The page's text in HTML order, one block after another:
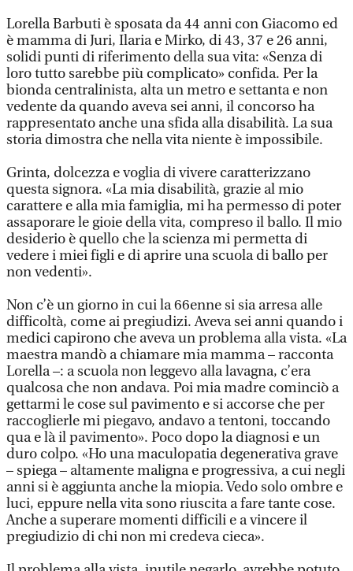
Lorella Barbuti è sposata da 44 anni con Giacomo ed
è mamma di Juri, Ilaria e Mirko, di 43, 37 e 26 anni,
solidi punti di riferimento della sua vita: «Senza di
loro tutto sarebbe più complicato» confida. Per la
bionda centralinista, alta un metro e settanta e non
vedente da quando aveva sei anni, il concorso ha
rappresentato anche una sfida alla disabilità. La sua
storia dimostra che nella vita niente è impossibile.
Grinta, dolcezza e voglia di vivere caratterizzano
questa signora. «La mia disabilità, grazie al mio
carattere e alla mia famiglia, mi ha permesso di poter
assaporare le gioie della vita, compreso il ballo. Il mio
desiderio è quello che la scienza mi permetta di
vedere i miei figli e di aprire una scuola di ballo per
non vedenti».
Non c’è un giorno in cui la 66enne si sia arresa alle
difficoltà, come ai pregiudizi. Aveva sei anni quando i
medici capirono che aveva un problema alla vista. «La
maestra mandò a chiamare mia mamma – racconta
Lorella –: a scuola non leggevo alla lavagna, c’era
qualcosa che non andava. Poi mia madre cominciò a
gettarmi le cose sul pavimento e si accorse che per
raccoglierle mi piegavo, andavo a tentoni, toccando
qua e là il pavimento». Poco dopo la diagnosi e un
duro colpo. «Ho una maculopatia degenerativa grave
– spiega – altamente maligna e progressiva, a cui negli
anni si è aggiunta anche la miopia. Vedo solo ombre e
luci, eppure nella vita sono riuscita a fare tante cose.
Anche a superare momenti difficili e a vincere il
pregiudizio di chi non mi credeva cieca».